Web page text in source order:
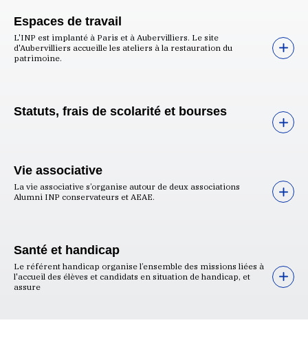
Espaces de travail
L'INP est implanté à Paris et à Aubervilliers. Le site
d'Aubervilliers accueille les ateliers à la restauration du
patrimoine.
Statuts, frais de scolarité et bourses
Vie associative
La vie associative s’organise autour de deux associations
Alumni INP conservateurs et AEAE.
Santé et handicap
Le référent handicap organise l’ensemble des missions liées à
l'accueil des élèves et candidats en situation de handicap, et
assure